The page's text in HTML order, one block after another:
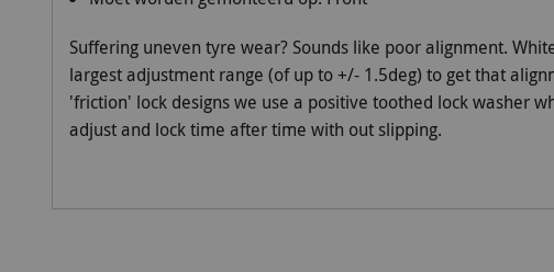
Suffering uneven tyre wear? Sounds like poor alignment.
largest adjustment range (of up to +/- 1.5deg) to get that
'friction' lock designs we use a positive toothed lock washer
adjust and lock time after time with out slipping.